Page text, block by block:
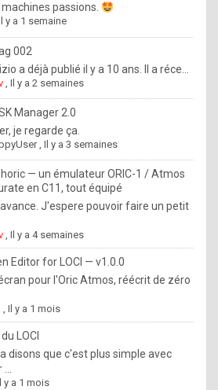
a
d
e
b
y
R
o
l
e
.
I
f
y
u
w
passions.
y a 1 semaine
002
a déjà publié il y a 10 ans. Il a réce...
,Il y a 2 semaines
Manager 2.0
je regarde ça.
,Il y a 3 semaines
— un émulateur ORIC-1 / Atmos
en C11, tout équipé
J'espere pouvoir faire un petit
,Il y a 4 semaines
Editor for LOCI — v1.0.0
pour l'Oric Atmos, réécrit de zéro
,Il y a 1 mois
LOCI
disons que c'est plus simple avec
y a 1 mois